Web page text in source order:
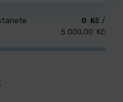
0 Kč /
5 000,00 Kč